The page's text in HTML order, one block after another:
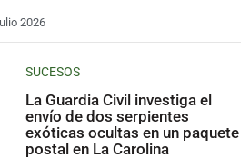
2026
SUCESOS
La Guardia Civil investiga el
envío de dos serpientes
exóticas ocultas en un paquete
postal en La Carolina